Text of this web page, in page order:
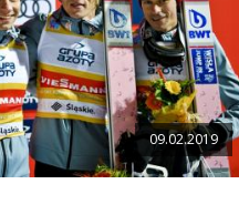
09.02.2019